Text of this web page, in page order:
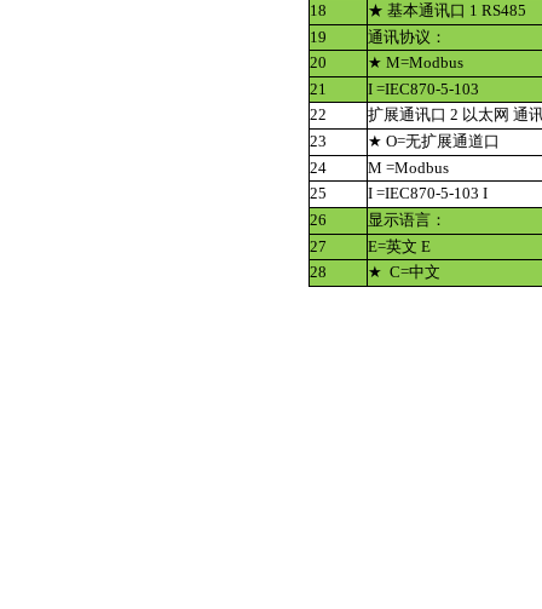
18
★ 基本通讯口 1 RS485
19
通讯协议：
20
★ M=Modbus
21
I =IEC870-5-103
22
扩展通讯口 2 以太网 通
23
★ O=无扩展通道口
24
M =Modbus
25
I =IEC870-5-103 I
26
显示语言：
27
E=英文 E
28
★ C=中文